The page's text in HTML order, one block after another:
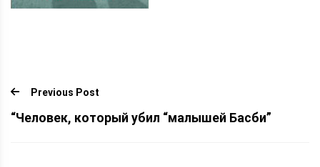
Previous Post
“Человек, который убил “малышей Басби”